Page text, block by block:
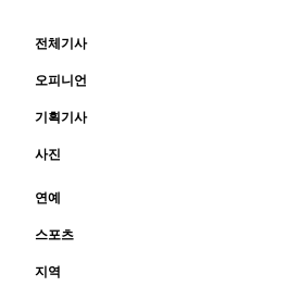
전체기사
오피니언
기획기사
사진
연예
스포츠
지역